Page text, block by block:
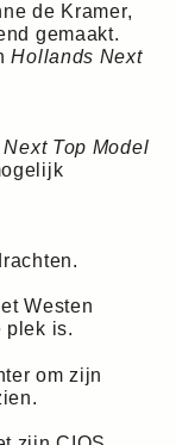
de Kramer,
gemaakt.
Hollands Next
Top Model
Westen
plek is.
om zijn